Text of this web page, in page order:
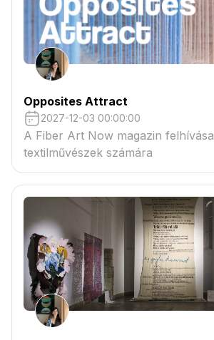
Opposites Attract
2027-12-03 00:00:00
A Fiber Art Now magazin felhívása
textilművészek számára